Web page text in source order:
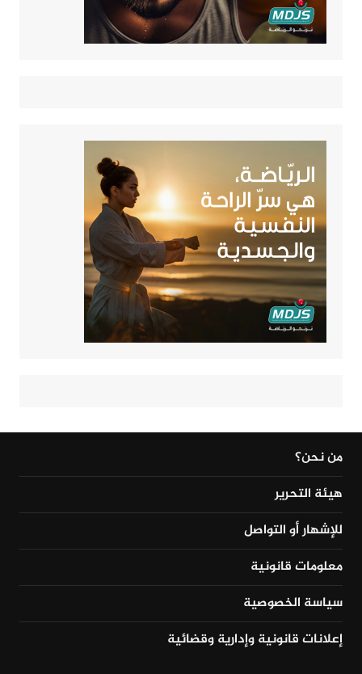
من نحن؟
هيئة التحرير
للإشهار أو التواصل
معلومات قانونية
سياسة الخصوصية
إعلانات قانونية وإدارية وقضائية